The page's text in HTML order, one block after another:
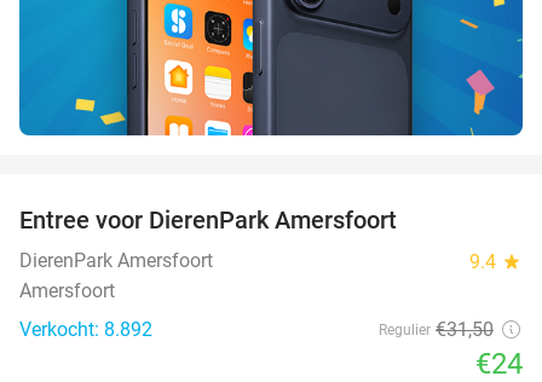
Entree voor DierenPark Amersfoort
DierenPark Amersfoort 9.4 star
Amersfoort
Verkocht: 8.892
Regulier €31,50
€24